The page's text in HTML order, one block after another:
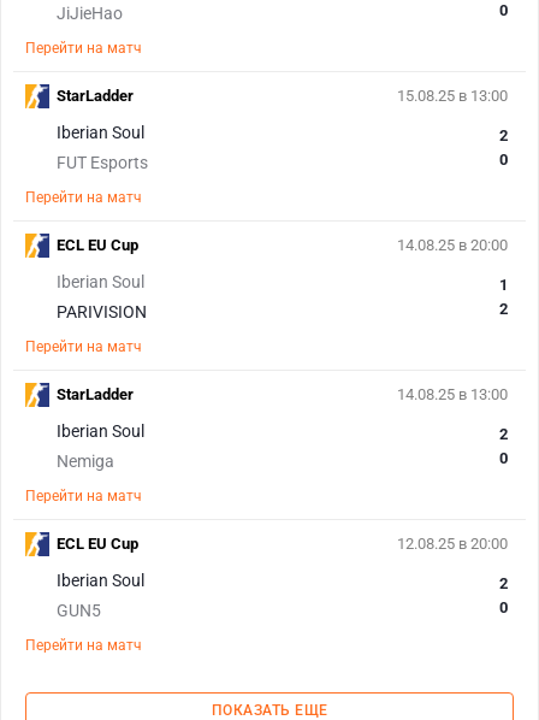
JiJieHao 0
Перейти на матч
15.08.25 в 13:00
Iberian Soul
FUT Esports
2
0
Перейти на матч
StarLadder
14.08.25 в 20:00
Iberian Soul
PARIVISION
1
2
Перейти на матч
ECL EU Cup
14.08.25 в 13:00
Iberian Soul
Nemiga
2
0
Перейти на матч
StarLadder
12.08.25 в 20:00
Iberian Soul
GUN5
2
0
Перейти на матч
ECL EU Cup
ПОКАЗАТЬ ЕЩЕ